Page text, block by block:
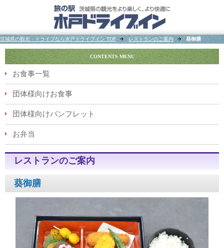
茨城県の観光・ドライブなら水戸ドライブイン TOP レストランのご案内 葵御膳
CONTENTS MENU
お食事一覧
団体様向けお食事
団体様向けパンフレット
お弁当
レストランのご案内
葵御膳